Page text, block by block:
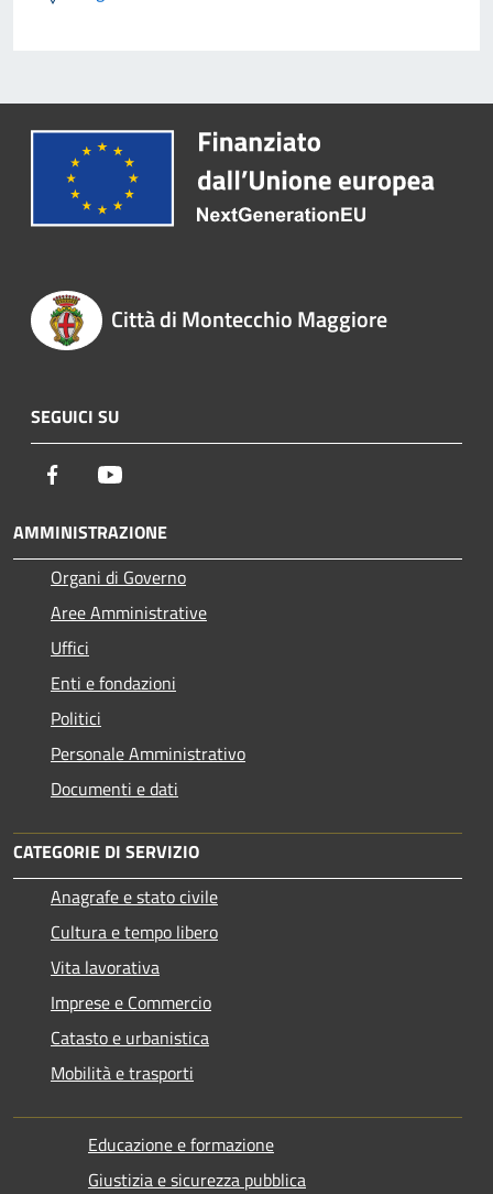
Città di Montecchio Maggiore
SEGUICI SU
Facebook
AMMINISTRAZIONE
Organi di Governo
Aree Amministrative
Uffici
Enti e fondazioni
Politici
Personale Amministrativo
Documenti e dati
CATEGORIE DI SERVIZIO
Anagrafe e stato civile
Cultura e tempo libero
Vita lavorativa
Imprese e Commercio
Catasto e urbanistica
Mobilità e trasporti
Educazione e formazione
Giustizia e sicurezza pubblica